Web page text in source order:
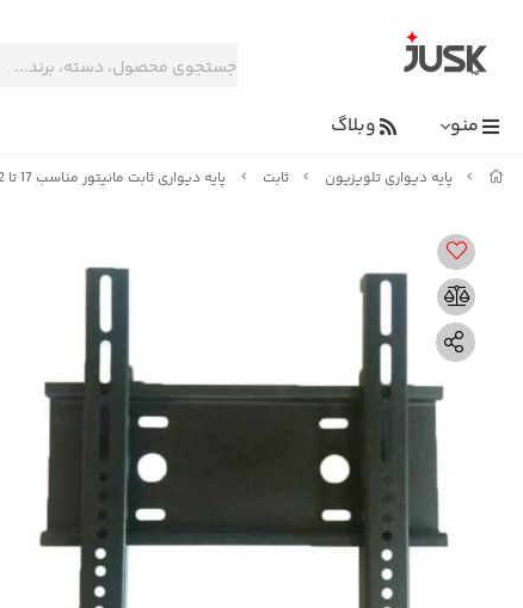
منو وبلاگ
پایه دیواری تلویزیون ثابت پایه دیواری ثابت مانیتور مناسب 17 تا 32 اینچ